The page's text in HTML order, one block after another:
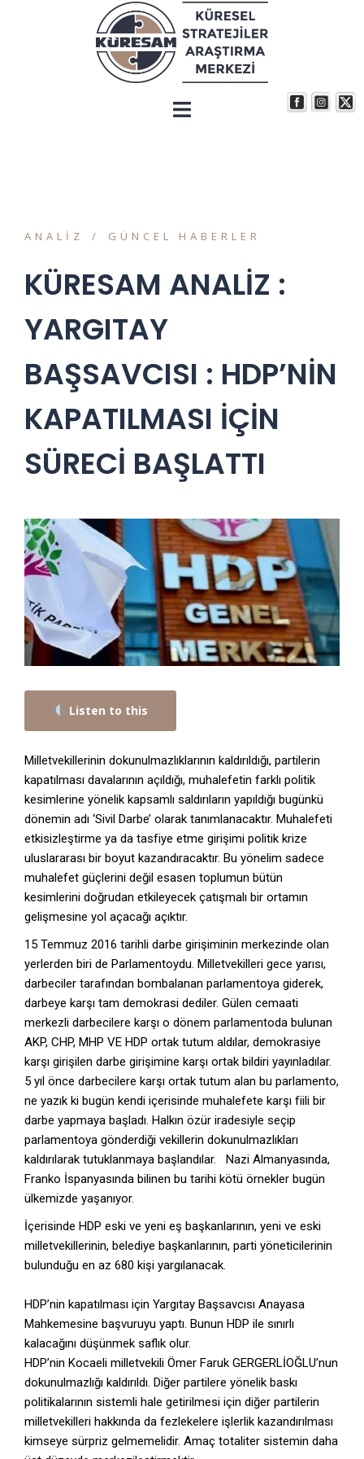
ANALIZ GÜNCEL HABERLER
KÜRESAM ANALİZ :
YARGITAY
BAŞSAVCISI : HDP’NİN
KAPATILMASI İÇİN
SÜRECİ BAŞLATTI
Listen to this
Milletvekillerinin dokunulmazlıklarının kaldırıldığı, partilerin
kapatılması davalarının açıldığı, muhalefetin farklı politik
kesimlerine yönelik kapsamlı saldırıların yapıldığı bugünkü
dönemin adı ‘Sivil Darbe’ olarak tanımlanacaktır. Muhalefeti
etkisizleştirme ya da tasfiye etme girişimi politik krize
uluslararası bir boyut kazandıracaktır. Bu yönelim sadece
muhalefet güçlerini değil esasen toplumun bütün
kesimlerini doğrudan etkileyecek çatışmalı bir ortamın
gelişmesine yol açacağı açıktır.
15 Temmuz 2016 tarihli darbe girişiminin merkezinde olan
yerlerden biri de Parlamentoydu. Milletvekilleri gece yarısı,
darbeciler tarafından bombalanan parlamentoya giderek,
darbeye karşı tam demokrasi dediler. Gülen cemaati
merkezli darbecilere karşı o dönem parlamentoda bulunan
AKP, CHP, MHP VE HDP ortak tutum aldılar, demokrasiye
karşı girişilen darbe girişimine karşı ortak bildiri yayınladılar.
5 yıl önce darbecilere karşı ortak tutum alan bu parlamento,
ne yazık ki bugün kendi içerisinde muhalefete karşı fiili bir
darbe yapmaya başladı. Halkın özür iradesiyle seçip
parlamentoya gönderdiği vekillerin dokunulmazlıkları
kaldırılarak tutuklanmaya başlandılar. Nazi Almanyasında,
Franko İspanyasında bilinen bu tarihi kötü örnekler bugün
ülkemizde yaşanıyor.
İçerisinde HDP eski ve yeni eş başkanlarının, yeni ve eski
milletvekillerinin, belediye başkanlarının, parti yöneticilerinin
bulunduğu en az 680 kişi yargılanacak.
HDP’nin kapatılması için Yargıtay Başsavcısı Anayasa
Mahkemesine başvuruyu yaptı. Bunun HDP ile sınırlı
kalacağını düşünmek saflık olur.
HDP’nin Kocaeli milletvekili Ömer Faruk GERGERLİOĞLU’nun
dokunulmazlığı kaldırıldı. Diğer partilere yönelik baskı
politikalarının sistemli hale getirilmesi için diğer partilerin
milletvekilleri hakkında da fezlekelere işlerlik kazandırılması
kimseye sürpriz gelmemelidir. Amaç totaliter sistemin daha